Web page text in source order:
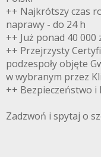
++ Najkrótszy czas
naprawy - do 24 h
++ Już ponad 40
++ Przejrzysty
podzespoły objęte
w wybranym przez
++ Bezpieczeństwo
Zadzwoń i spytaj o